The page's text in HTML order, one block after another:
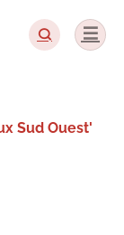
Sud Ouest'